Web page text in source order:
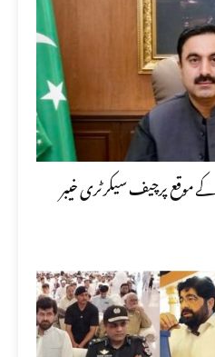
(5 اگست) کے موقع پرچیف سیکرٹری خیبر